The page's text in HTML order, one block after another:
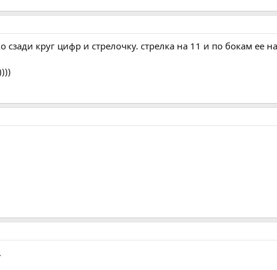
круг цифр и стрелочку. стрелка на 11 и по бокам ее